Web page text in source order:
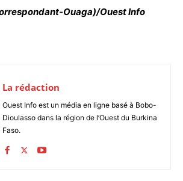
Ouaga)/Ouest Info
La rédaction
Ouest Info est un média en ligne basé à Bobo-
Dioulasso dans la région de l’Ouest du Burkina
Faso.